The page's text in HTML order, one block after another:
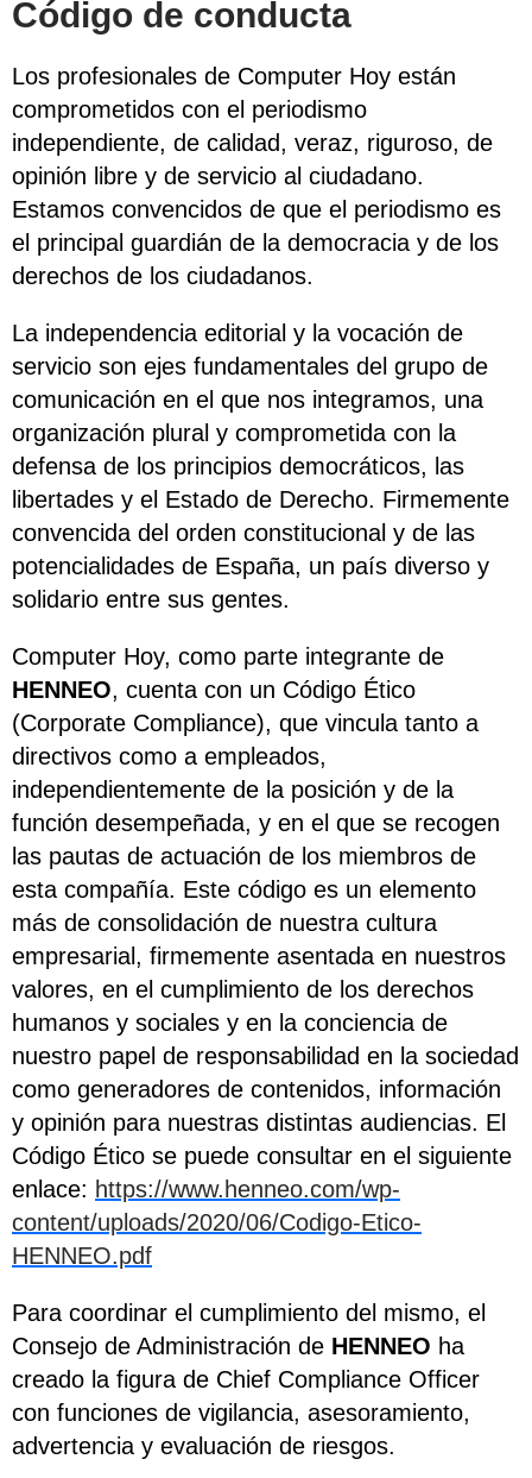
Código de conducta
Los profesionales de Computer Hoy están
comprometidos con el periodismo
independiente, de calidad, veraz, riguroso, de
opinión libre y de servicio al ciudadano.
Estamos convencidos de que el periodismo es
el principal guardián de la democracia y de los
derechos de los ciudadanos.
La independencia editorial y la vocación de
servicio son ejes fundamentales del grupo de
comunicación en el que nos integramos, una
organización plural y comprometida con la
defensa de los principios democráticos, las
libertades y el Estado de Derecho. Firmemente
convencida del orden constitucional y de las
potencialidades de España, un país diverso y
solidario entre sus gentes.
Computer Hoy, como parte integrante de
HENNEO, cuenta con un Código Ético
(Corporate Compliance), que vincula tanto a
directivos como a empleados,
independientemente de la posición y de la
función desempeñada, y en el que se recogen
las pautas de actuación de los miembros de
esta compañía. Este código es un elemento
más de consolidación de nuestra cultura
empresarial, firmemente asentada en nuestros
valores, en el cumplimiento de los derechos
humanos y sociales y en la conciencia de
nuestro papel de responsabilidad en la sociedad
como generadores de contenidos, información
y opinión para nuestras distintas audiencias. El
Código Ético se puede consultar en el siguiente
enlace: https://www.henneo.com/wp-
content/uploads/2020/06/Codigo-Etico-
HENNEO.pdf
Para coordinar el cumplimiento del mismo, el
Consejo de Administración de HENNEO ha
creado la figura de Chief Compliance Officer
con funciones de vigilancia, asesoramiento,
advertencia y evaluación de riesgos.